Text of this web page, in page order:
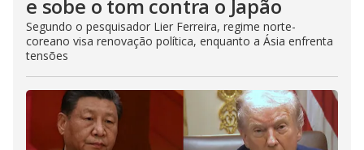
e sobe o tom contra o Japão
Segundo o pesquisador Lier Ferreira, regime norte-
coreano visa renovação política, enquanto a Ásia enfrenta
tensões